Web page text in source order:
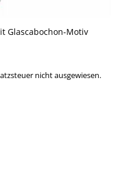
Glascabochon-Motiv
nicht ausgewiesen.